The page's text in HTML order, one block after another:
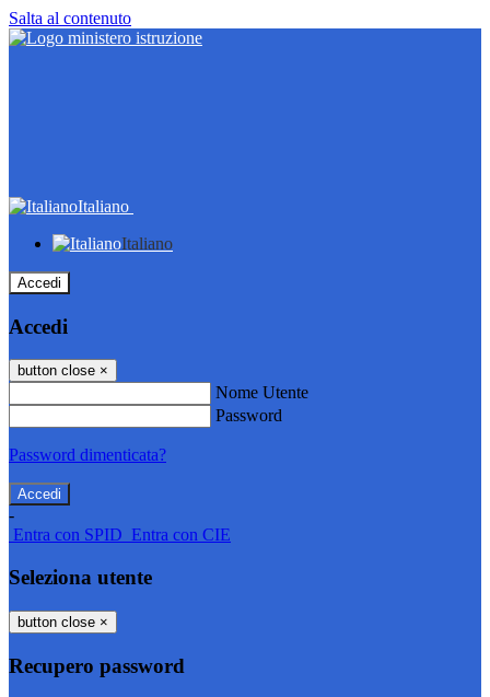
Salta al contenuto
Italiano
Italiano
Accedi
Accedi
button close ×
Nome Utente
Password
Password dimenticata?
-
Entra con SPID Entra con CIE
Seleziona utente
button close ×
Recupero password